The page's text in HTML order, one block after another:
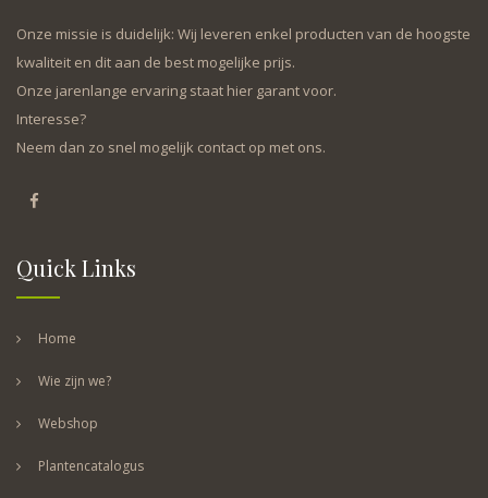
Onze missie is duidelijk: Wij leveren enkel producten van de hoogste
kwaliteit en dit aan de best mogelijke prijs.
Onze jarenlange ervaring staat hier garant voor.
Interesse?
Neem dan zo snel mogelijk contact op met ons.
Quick Links
Home
Wie zijn we?
Webshop
Plantencatalogus